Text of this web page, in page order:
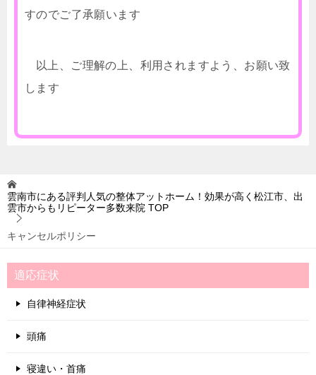
すのでご了承願います
以上、ご理解の上、利用されますよう、お願い致
します
雲南市にある評判人気の整体アットホーム！効果が高く松江市、出
雲市からもリピーター多数来院 TOP
キャンセルポリシー
適応症状
自律神経症状
頭痛
寝違い・首痛